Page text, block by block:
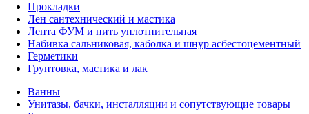
Прокладки
Лен сантехнический и мастика
Лента ФУМ и нить уплотнительная
Набивка сальниковая, каболка и шнур асбестоцементный
Герметики
Грунтовка, мастика и лак
Ванны
Унитазы, бачки, инсталляции и сопутствующие товары